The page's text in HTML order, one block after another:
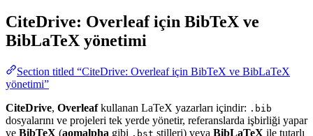
CiteDrive: Overleaf için BibTeX ve
BibLaTeX yönetimi
Section titled “CiteDrive: Overleaf için BibTeX ve BibLaTeX
yönetimi”
CiteDrive, Overleafkullanan LaTeX yazarları içindir: .bib
dosyalarını ve projeleri tek yerde yönetir, referanslarda işbirliği yapar
ve BibTeX (aomalpha gibi .bst stilleri) veya BibLaTeX ile tutarlı